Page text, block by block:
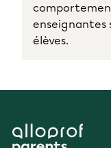
élèves.